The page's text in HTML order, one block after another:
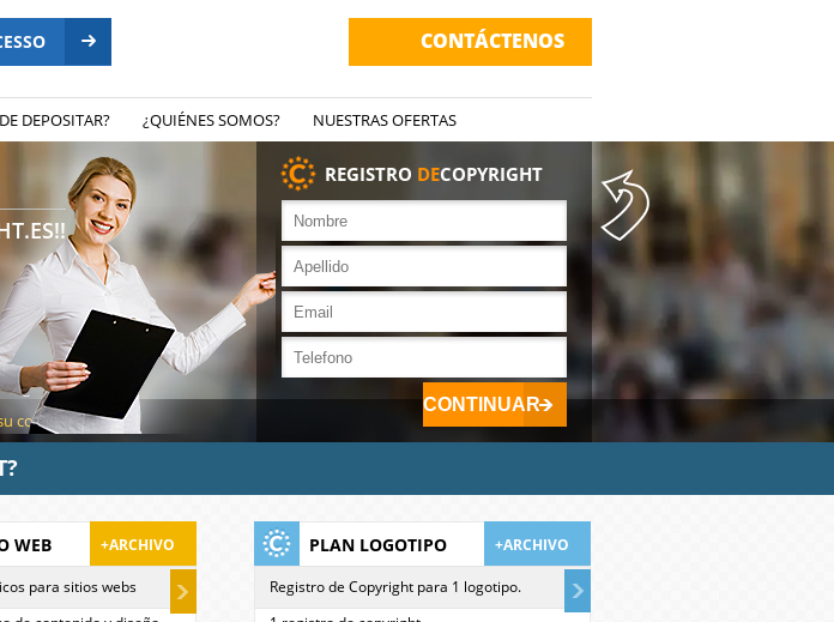
CONTÁCTENOS
DEPOSITAR? ¿QUIÉNES SOMOS? NUESTRAS OFERTAS
contenido
REGISTRO DECOPYRIGHT
WEB +ARCHIVO
para sitios webs
PLAN LOGOTIPO +ARCHIVO
Registro de Copyright para 1 logotipo.